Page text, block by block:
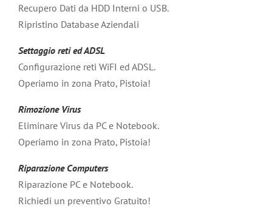
Recupero Dati da HDD Interni o USB.
Ripristino Database Aziendali
Settaggio reti ed ADSL
Configurazione reti WiFI ed ADSL.
Operiamo in zona Prato, Pistoia!
Rimozione Virus
Eliminare Virus da PC e Notebook.
Operiamo in zona Prato, Pistoia!
Riparazione Computers
Riparazione PC e Notebook.
Richiedi un preventivo Gratuito!